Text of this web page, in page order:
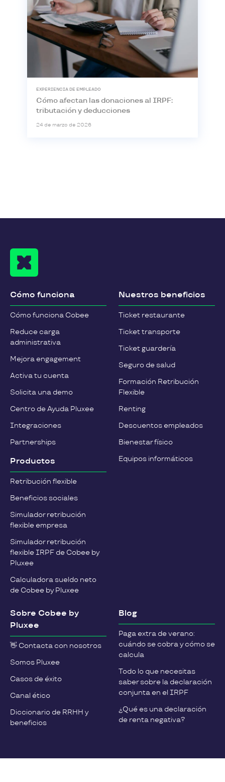
EXPERIENCIA DE EMPLEADO
Cómo afectan las donaciones al IRPF:
tributación y deducciones
24 de marzo de 2026
Cómo funciona
Cómo funciona Cobee
Reduce carga
administrativa
Mejora engagement
Activa tu cuenta
Solicita una demo
Centro de Ayuda Pluxee
Integraciones
Partnerships
Productos
Retribución flexible
Beneficios sociales
Simulador retribución
flexible empresa
Simulador retribución
flexible IRPF de Cobee by
Pluxee
Calculadora sueldo neto
de Cobee by Pluxee
Nuestros beneficios
Ticket restaurante
Ticket transporte
Ticket guardería
Seguro de salud
Formación Retribución
Flexible
Renting
Descuentos empleados
Bienestar físico
Equipos informáticos
Sobre Cobee by
Pluxee
👋 Contacta con nosotros
Somos Pluxee
Casos de éxito
Canal ético
Diccionario de RRHH y
beneficios
Blog
Paga extra de verano:
cuándo se cobra y cómo se
calcula
Todo lo que necesitas
saber sobre la declaración
conjunta en el IRPF
¿Qué es una declaración
de renta negativa?